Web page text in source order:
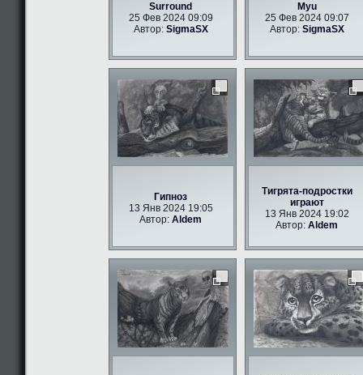
Surround
25 Фев 2024 09:09
Автор: SigmaSX
Myu
25 Фев 2024 09:07
Автор: SigmaSX
Гипноз
13 Янв 2024 19:05
Автор:Aldem
Тигрята-подростки
играют
13 Янв 2024 19:02
Автор:Aldem